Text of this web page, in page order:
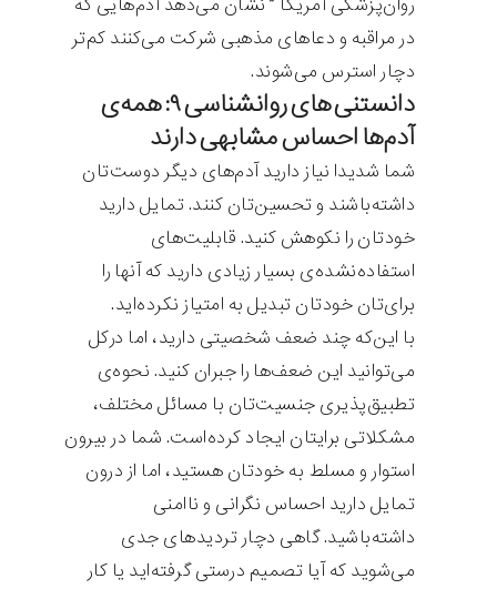
در مراقبه و دعاهای مذهبی شرکت می‌کنند کم‌تر
دچار استرس می‌شوند.
دانستنی های روانشناسی ۹: همه‌ی
آدم‌ها احساس مشابهی دارند
شما شدیدا نیاز دارید آدم‌های دیگر دوست‌تان
داشته‌باشند و تحسین‌تان کنند. تمایل دارید
خودتان را نکوهش کنید. قابلیت‌های
استفاده‌نشده‌ی بسیار زیادی دارید که آنها را
برای‌تان خودتان تبدیل به امتیاز نکرده‌اید.
با این‌که چند ضعف شخصیتی دارید، اما درکل
می‌توانید این ضعف‌ها را جبران کنید. نحوه‌ی
تطبیق‌پذیری جنسیت‌تان با مسائل مختلف،
مشکلاتی برایتان ایجاد کرده‌است. شما در بیرون
استوار و مسلط به خودتان هستید، اما از درون
تمایل دارید احساس نگرانی و ناامنی
داشته‌باشید. گاهی دچار تردیدهای جدی
می‌شوید که آیا تصمیم درستی گرفته‌اید یا کار